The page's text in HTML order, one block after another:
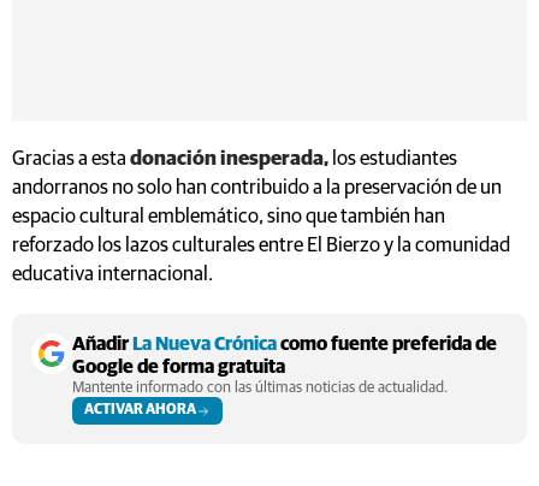
Gracias a esta donación inesperada, los estudiantes
andorranos no solo han contribuido a la preservación de un
espacio cultural emblemático, sino que también han
reforzado los lazos culturales entre El Bierzo y la comunidad
educativa internacional.
Añadir La Nueva Crónicacomo fuente preferida de
Google de forma gratuita
Mantente informado con las últimas noticias de actualidad.
ACTIVAR AHORA